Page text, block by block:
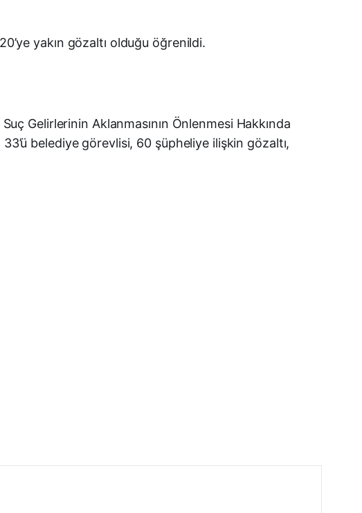
E-posta
yakın gözaltı olduğu öğrenildi.
Gelirlerinin Aklanmasının Önlenmesi Hakkında
belediye görevlisi, 60 şüpheliye ilişkin gözaltı,